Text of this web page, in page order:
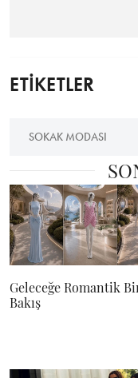
ETİKETLER
SOKAK MODASI
Geleceğe Romantik
Bakış